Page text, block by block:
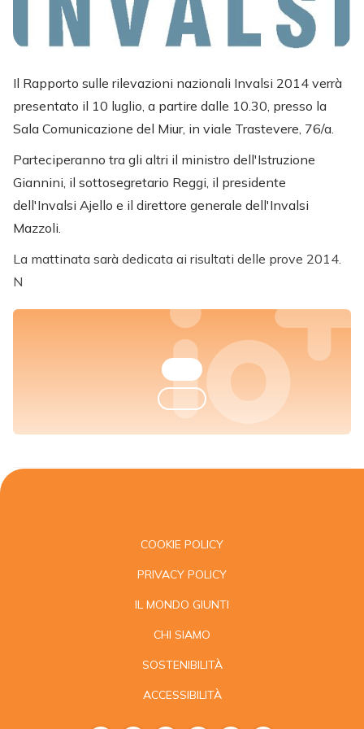
Il Rapporto sulle rilevazioni nazionali Invalsi 2014 verrà
presentato il 10 luglio, a partire dalle 10.30, presso la
Sala Comunicazione del Miur, in viale Trastevere, 76/a.
Parteciperanno tra gli altri il ministro dell'Istruzione
Giannini, il sottosegretario Reggi, il presidente
dell'Invalsi Ajello e il direttore generale dell'Invalsi
Mazzoli.
La mattinata sarà dedicata ai risultati delle prove 2014.
N
COOKIE POLICY
PRIVACY POLICY
IL MONDO GIUNTI
CHI SIAMO
SOSTENIBILITÀ
ACCESSIBILITÀ